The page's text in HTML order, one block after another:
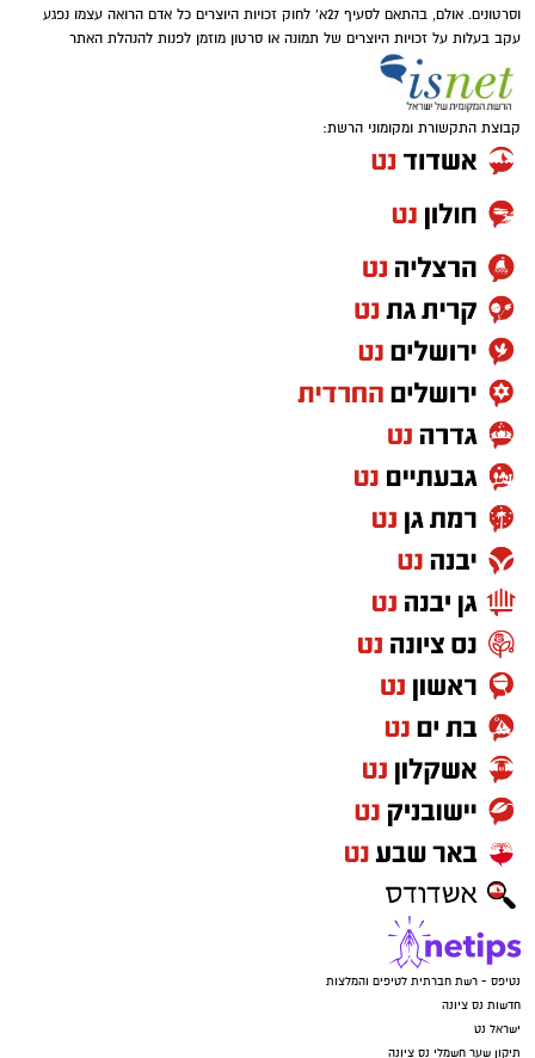
וסרטונים. אולם, בהתאם לסעיף 27א' לחוק זכויות היוצרים כל אדם הרואה עצמו נפגע
עקב בעלות על זכויות היוצרים של תמונה או סרטון מוזמן לפנות להנהלת האתר
קבוצת התקשורת ומקומוני הרשת:
נטיפס - רשת חברתית לטיפים והמלצות
חדשות נס ציונה
ישראל נט
תיקון שער חשמלי נס ציונה